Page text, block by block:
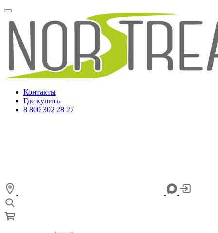
Контакты
Где купить
8 800 302 28 27